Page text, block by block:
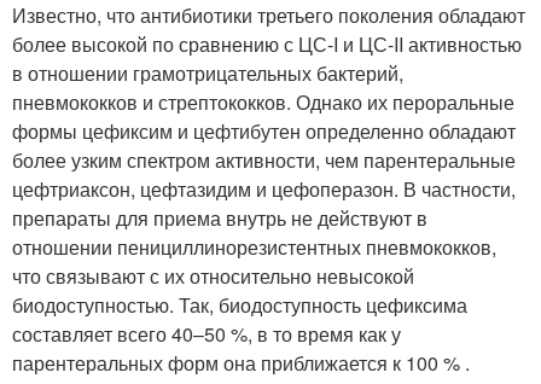
Известно, что антибиотики третьего поколения обладают
более высокой по сравнению с ЦС-I и ЦС-II активностью
в отношении грамотрицательных бактерий,
пневмококков и стрептококков. Однако их пероральные
формы цефиксим и цефтибутен определенно обладают
более узким спектром активности, чем парентеральные
цефтриаксон, цефтазидим и цефоперазон. В частности,
препараты для приема внутрь не действуют в
отношении пенициллинорезистентных пневмококков,
что связывают с их относительно невысокой
биодоступностью. Так, биодоступность цефиксима
составляет всего 40–50 %, в то время как у
парентеральных форм она приближается к 100 % .